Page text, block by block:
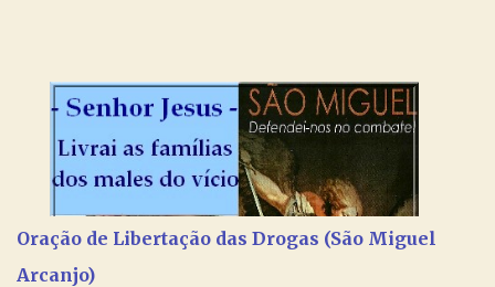
Santo, fazei que apreciemos retamente todas as coisas segundo
o mesmo Espírito e gozemos sempre da sua consolação. Por
Cristo, Senhor Nosso. Amém. Creio: Creio em Deus Pai Todo-
Poderoso, Criador do céu e da terra; e em Jesus Cristo, seu
único Filho, nosso Senhor; que foi concebido pelo poder do Espí­
foi crucificado, morto e sepultado. Desceu à mansão dos mortos;
ressuscitou ao terceiro dia; subiu aos céus, está sentado à direita
Oração de Libertação das Drogas (São Miguel
Arcanjo)